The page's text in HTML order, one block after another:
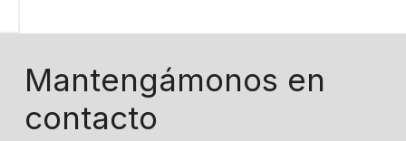
Mantengámonos en
contacto